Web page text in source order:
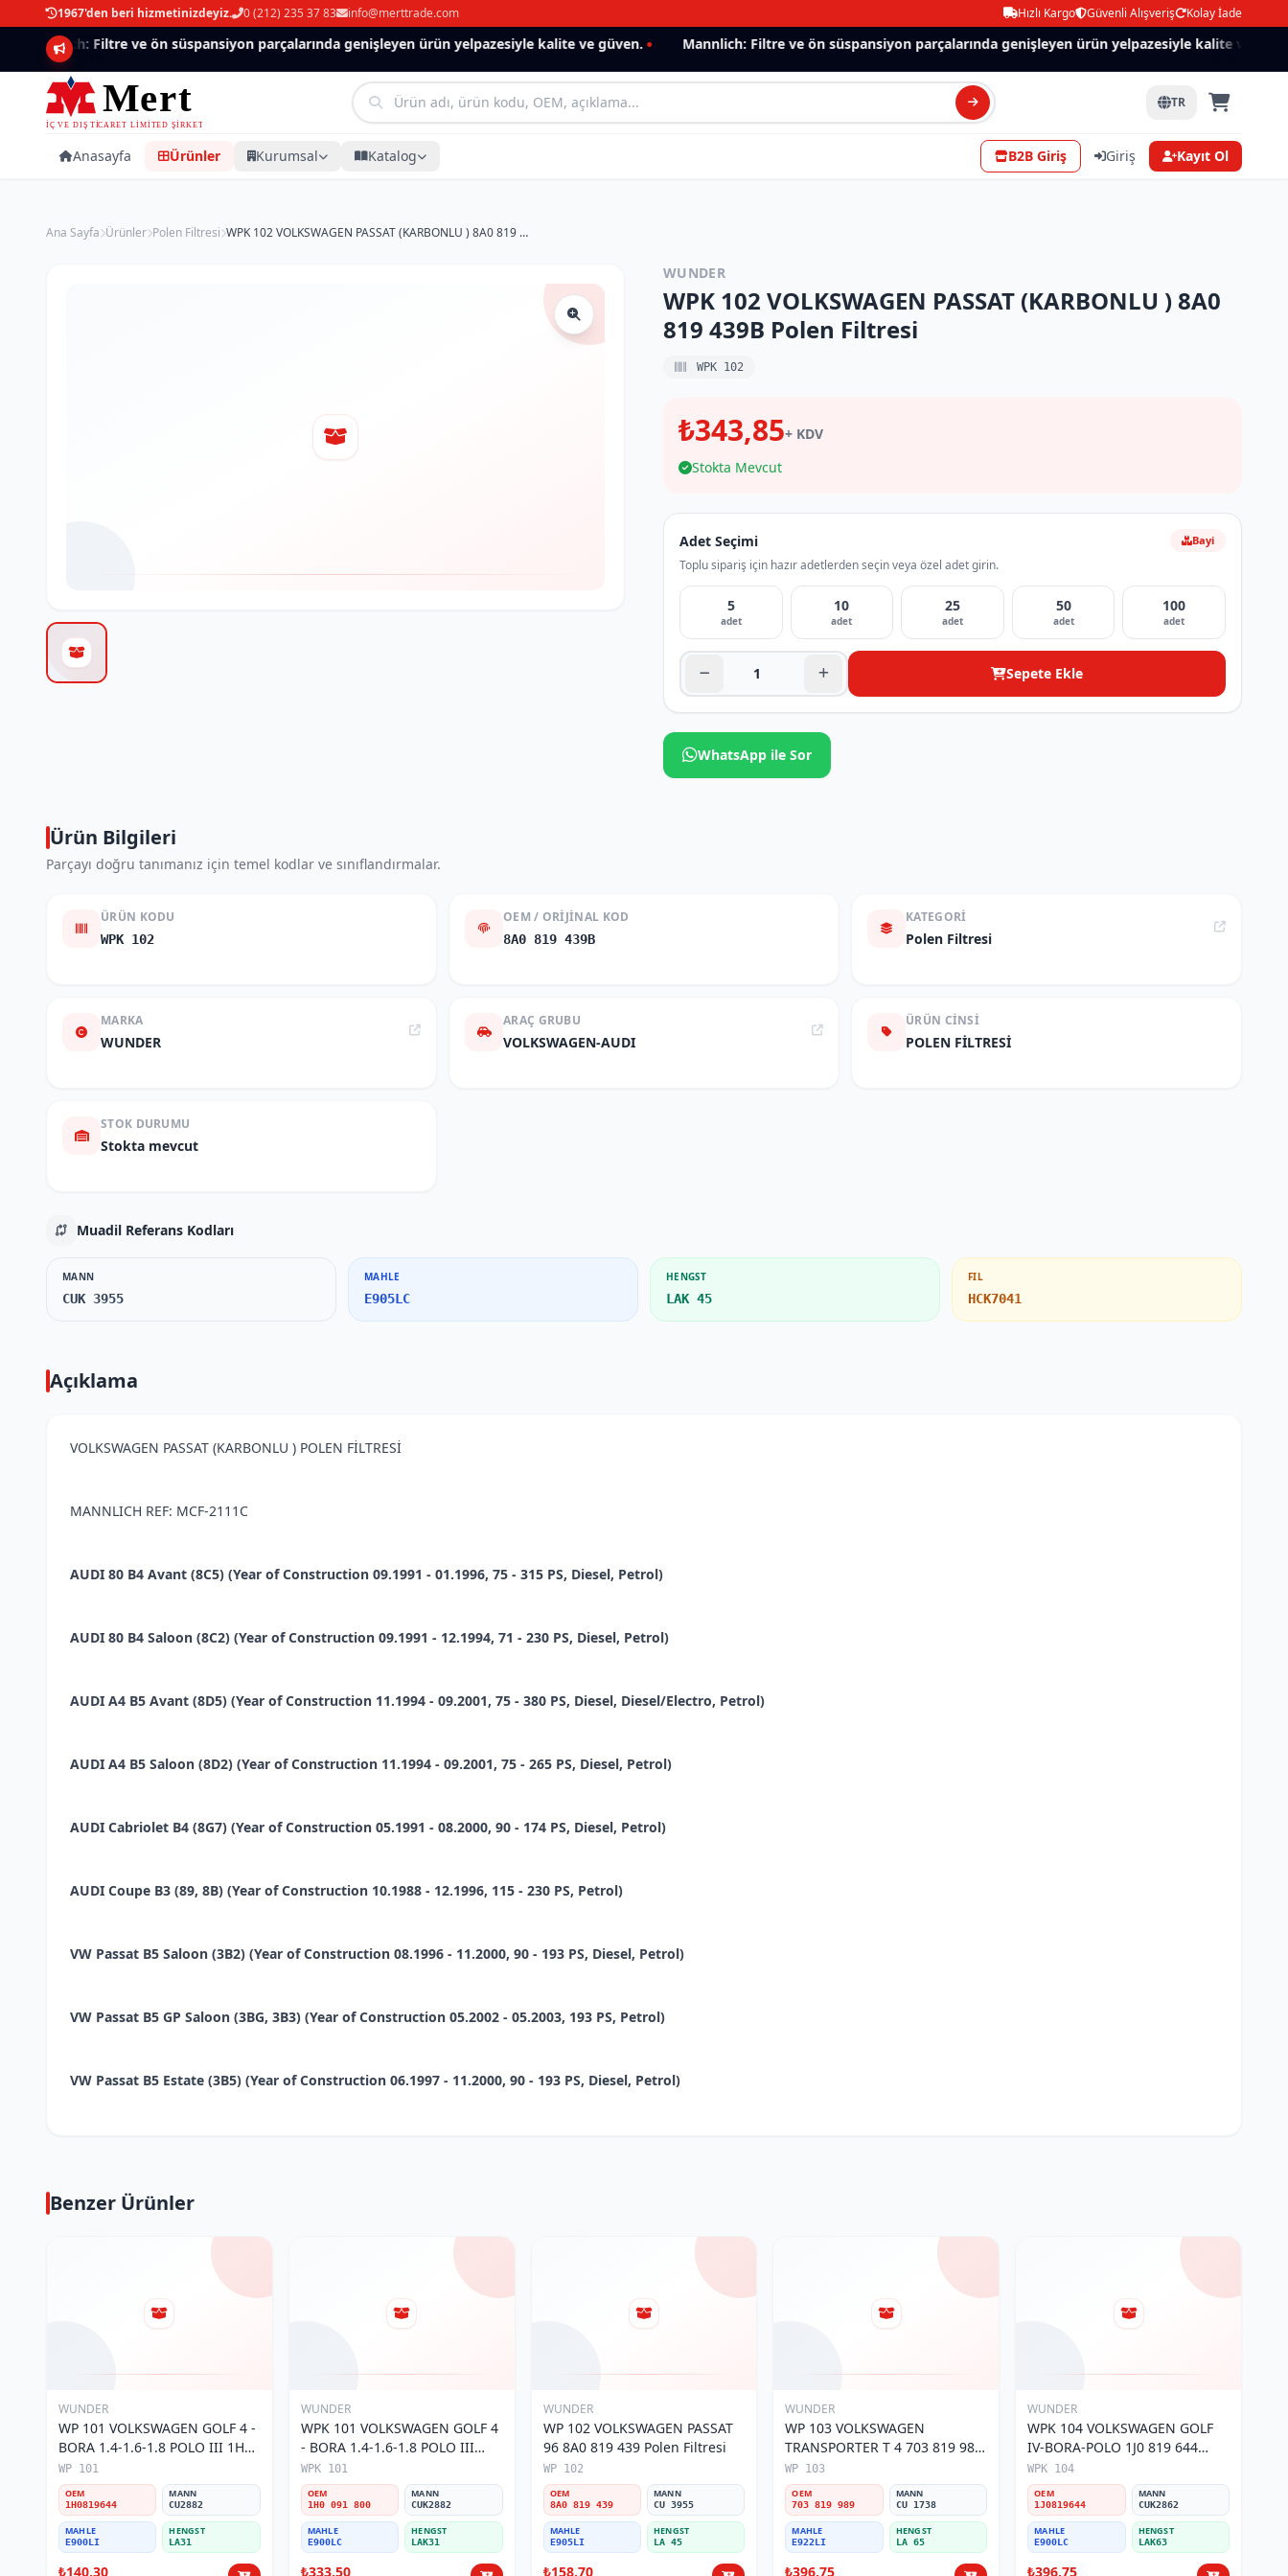
1967'den beri hizmetinizdeyiz. 0 (212) 235 37 83 info@merttrade.com Hızlı Kargo Güvenli Alışveriş Kolay İade
Mannlich: Filtre ve ön süspansiyon parçalarında genişleyen ürün yelpazesiyle kalite ve güven. Mannlich: Filtre ve ön süspansiyon parçalarında genişleyen ürün yelpazesiyle kalite ve güven.
TR
Anasayfa Ürünler Kurumsal Katalog B2B Giriş Giriş Kayıt Ol
Ana Sayfa Ürünler Polen Filtresi WPK 102 VOLKSWAGEN PASSAT (KARBONLU ) 8A0 819 439B Polen Filtresi
WUNDER
WPK 102 VOLKSWAGEN PASSAT (KARBONLU ) 8A0
819 439B Polen Filtresi
WPK 102
₺343,85+ KDV
Stokta Mevcut
Adet Seçimi
Toplu sipariş için hazır adetlerden seçin veya özel adet girin.
Bayi
5
adet
10
adet
25
adet
50
adet
100
adet
Sepete Ekle
WhatsApp ile Sor
Ürün Bilgileri
Parçayı doğru tanımanız için temel kodlar ve sınıflandırmalar.
ÜRÜN KODU
WPK 102
OEM / ORIJINAL KOD
8A0 819 439B
KATEGORI
Polen Filtresi
MARKA
WUNDER
ARAÇ GRUBU
VOLKSWAGEN-AUDI
ÜRÜN CINSI
POLEN FİLTRESİ
STOK DURUMU
Stokta mevcut
Muadil Referans Kodları
MANN
CUK 3955
MAHLE
E905LC
HENGST
LAK 45
FIL
HCK7041
Açıklama
VOLKSWAGEN PASSAT (KARBONLU ) POLEN FİLTRESİ
MANNLICH REF: MCF-2111C
AUDI 80 B4 Avant (8C5) (Year of Construction 09.1991 - 01.1996, 75 - 315 PS, Diesel, Petrol)
AUDI 80 B4 Saloon (8C2) (Year of Construction 09.1991 - 12.1994, 71 - 230 PS, Diesel, Petrol)
AUDI A4 B5 Avant (8D5) (Year of Construction 11.1994 - 09.2001, 75 - 380 PS, Diesel, Diesel/Electro, Petrol)
AUDI A4 B5 Saloon (8D2) (Year of Construction 11.1994 - 09.2001, 75 - 265 PS, Diesel, Petrol)
AUDI Cabriolet B4 (8G7) (Year of Construction 05.1991 - 08.2000, 90 - 174 PS, Diesel, Petrol)
AUDI Coupe B3 (89, 8B) (Year of Construction 10.1988 - 12.1996, 115 - 230 PS, Petrol)
VW Passat B5 Saloon (3B2) (Year of Construction 08.1996 - 11.2000, 90 - 193 PS, Diesel, Petrol)
VW Passat B5 GP Saloon (3BG, 3B3) (Year of Construction 05.2002 - 05.2003, 193 PS, Petrol)
VW Passat B5 Estate (3B5) (Year of Construction 06.1997 - 11.2000, 90 - 193 PS, Diesel, Petrol)
Benzer Ürünler
WUNDER
WP 101 VOLKSWAGEN GOLF 4 -
BORA 1.4-1.6-1.8 POLO III 1H0
819 644 Polen Filtresi
WP 101
OEM
1H0819644
MANN
CU2882
MAHLE
E900LI
HENGST
LA31
₺140,30
WUNDER
WPK 101 VOLKSWAGEN GOLF 4
- BORA 1.4-1.6-1.8 POLO III
KARBONLU 1H0 091 800 Polen
Filtresi
WPK 101
OEM
1H0 091 800
MANN
CUK2882
MAHLE
E900LC
HENGST
LAK31
₺333,50
WUNDER
WP 102 VOLKSWAGEN PASSAT
96 8A0 819 439 Polen Filtresi
WP 102
OEM
8A0 819 439
MANN
CU 3955
MAHLE
E905LI
HENGST
LA 45
₺158,70
WUNDER
WP 103 VOLKSWAGEN
TRANSPORTER T 4 703 819 989
Polen Filtresi
WP 103
OEM
703 819 989
MANN
CU 1738
MAHLE
E922LI
HENGST
LA 65
₺396,75
WUNDER
WPK 104 VOLKSWAGEN GOLF
IV-BORA-POLO 1J0 819 644
Polen Filtresi
WPK 104
OEM
1J0819644
MANN
CUK2862
MAHLE
E900LC
HENGST
LAK63
₺396,75